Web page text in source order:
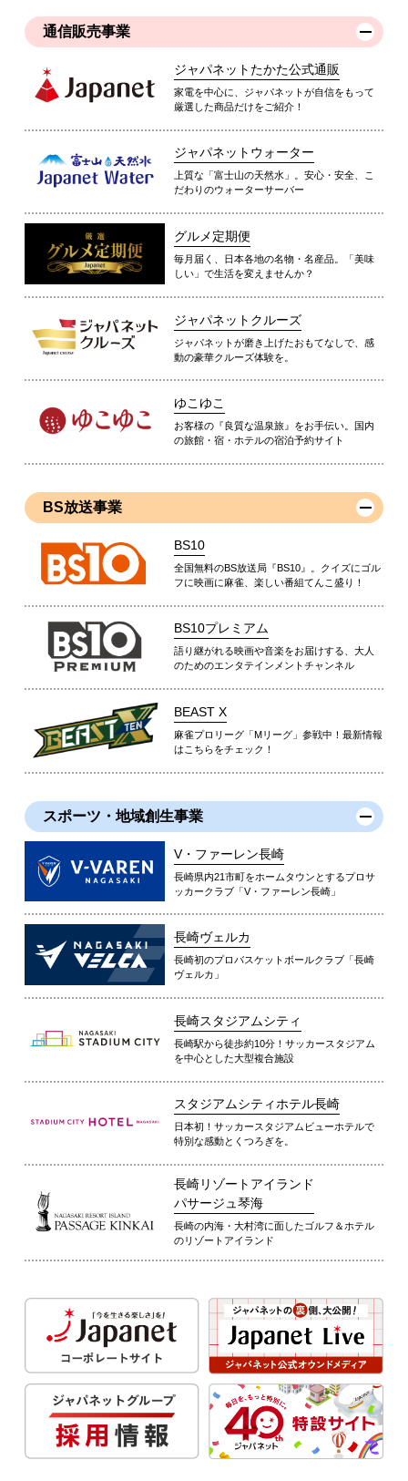
通信販売事業
ジャパネットたかた公式通販
家電を中心に、ジャパネットが自信をもって
厳選した商品だけをご紹介！
ジャパネットウォーター
上質な「富士山の天然水」。安心・安全、こ
だわりのウォーターサーバー
グルメ定期便
毎月届く、日本各地の名物・名産品。「美味
しい」で生活を変えませんか？
ジャパネットクルーズ
ジャパネットが磨き上げたおもてなしで、感
動の豪華クルーズ体験を。
ゆこゆこ
お客様の『良質な温泉旅』をお手伝い。国内
の旅館・宿・ホテルの宿泊予約サイト
BS放送事業
BS10
全国無料のBS放送局『BS10』。クイズにゴル
フに映画に麻雀、楽しい番組てんこ盛り！
BS10プレミアム
語り継がれる映画や音楽をお届けする、大人
のためのエンタテインメントチャンネル
BEAST X
麻雀プロリーグ「Mリーグ」参戦中！最新情報
はこちらをチェック！
スポーツ・地域創生事業
V・ファーレン長崎
長崎県内21市町をホームタウンとするプロサ
ッカークラブ「V・ファーレン長崎」
長崎ヴェルカ
長崎初のプロバスケットボールクラブ「長崎
ヴェルカ」
長崎スタジアムシティ
長崎駅から徒歩約10分！サッカースタジアム
を中心とした大型複合施設
スタジアムシティホテル長崎
日本初！サッカースタジアムビューホテルで
特別な感動とくつろぎを。
長崎リゾートアイランド
パサージュ琴海
長崎の内海・大村湾に面したゴルフ＆ホテル
のリゾートアイランド